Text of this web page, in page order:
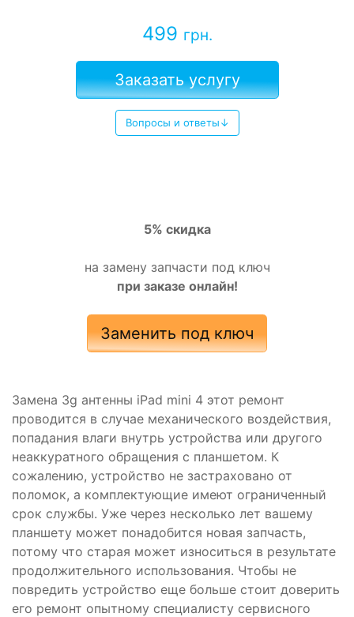
499 грн.
Заказать услугу
Вопросы и ответы↓
5% скидка
на замену запчасти под ключ
при заказе онлайн!
Заменить под ключ
Замена 3g антенны iPad mini 4 этот ремонт
проводится в случае механического воздействия,
попадания влаги внутрь устройства или другого
неаккуратного обращения с планшетом. К
сожалению, устройство не застраховано от
поломок, а комплектующие имеют ограниченный
срок службы. Уже через несколько лет вашему
планшету может понадобится новая запчасть,
потому что старая может износиться в результате
продолжительного использования. Чтобы не
повредить устройство еще больше стоит доверить
его ремонт опытному специалисту сервисного